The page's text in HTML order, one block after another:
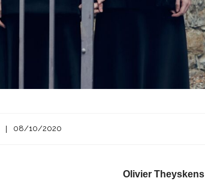
08/10/2020
Olivier Theyskens